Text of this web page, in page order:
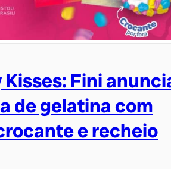
Fini
de gelatina com
e recheio